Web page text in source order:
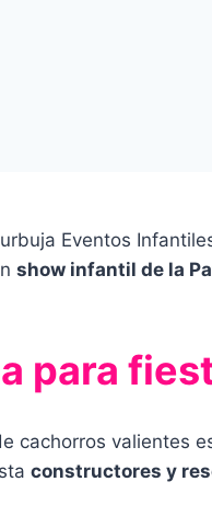
Eventos
show infantil de la
para
cachorros
constructores y